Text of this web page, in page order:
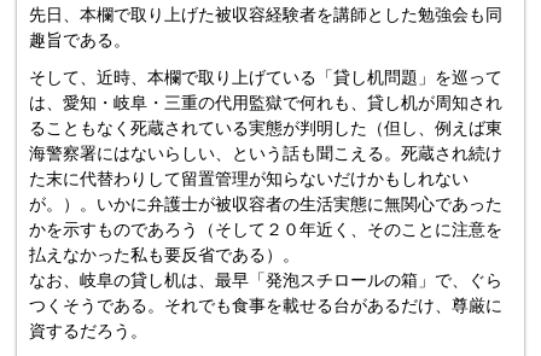
先日、本欄で取り上げた被収容経験者を講師とした勉強会も同
趣旨である。
そして、近時、本欄で取り上げている「貸し机問題」を巡って
は、愛知・岐阜・三重の代用監獄で何れも、貸し机が周知され
ることもなく死蔵されている実態が判明した（但し、例えば東
海警察署にはないらしい、という話も聞こえる。死蔵され続け
た末に代替わりして留置管理が知らないだけかもしれない
が。）。いかに弁護士が被収容者の生活実態に無関心であった
かを示すものであろう（そして２０年近く、そのことに注意を
払えなかった私も要反省である）。
なお、岐阜の貸し机は、最早「発泡スチロールの箱」で、ぐら
つくそうである。それでも食事を載せる台があるだけ、尊厳に
資するだろう。